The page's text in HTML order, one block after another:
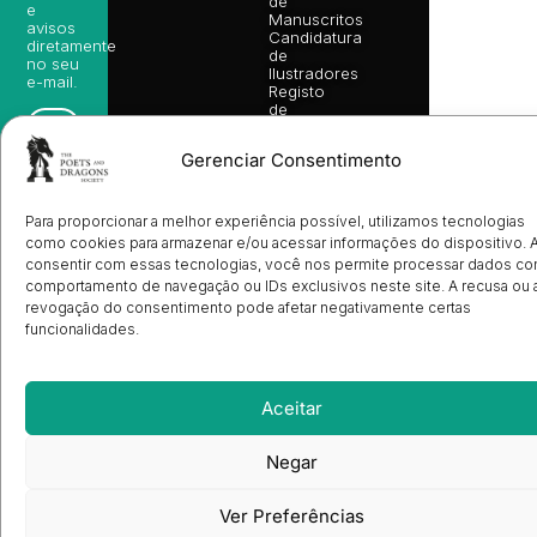
Gerenciar Consentimento
Para proporcionar a melhor experiência possível, utilizamos tecnologias
como cookies para armazenar e/ou acessar informações do dispositivo.
consentir com essas tecnologias, você nos permite processar dados
comportamento de navegação ou IDs exclusivos neste site. A recusa ou
revogação do consentimento pode afetar negativamente certas
funcionalidades.
Aceitar
Negar
Ver Preferências
Manuscritos
Candidatura
de
Ilustradores
Registo
de
e
avisos
diretamente
no seu
e-mail.
Subscrever